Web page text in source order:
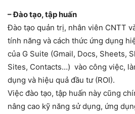
– Đào tạo, tập huấn
Đào tạo quản trị, nhân viên CNTT
tính năng và cách thức ứng dụng
của G Suite (Gmail, Docs, Sheets,
Sites, Contacts…) vào công việc,
dụng và hiệu quả đầu tư (ROI).
Việc đào tạo, tập huấn này cũng
nâng cao kỹ năng sử dụng, ứng